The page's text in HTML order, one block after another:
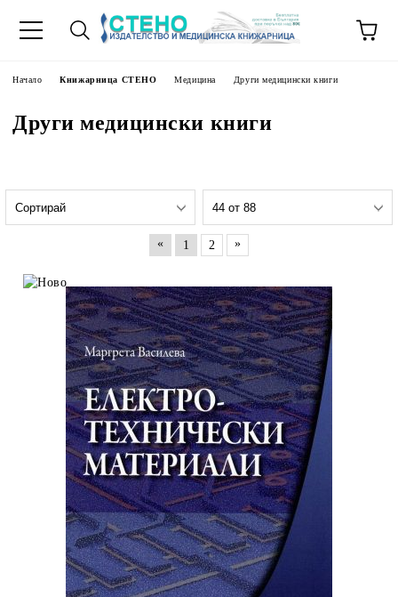
Начало Книжарница СТЕНО Медицина Други медицински книги
Други медицински книги
« 1 2 »